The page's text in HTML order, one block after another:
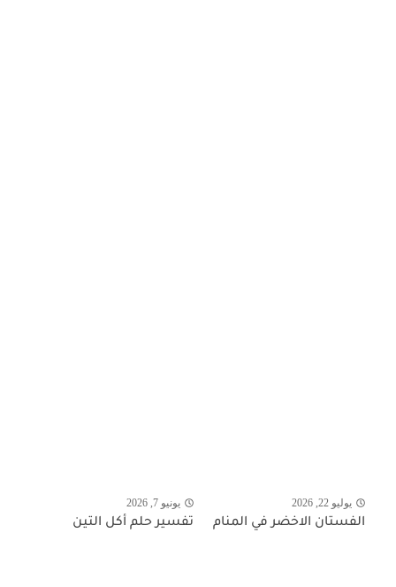
يوليو 22, 2026
الفستان الاخضر في المنام
يونيو 7, 2026
تفسير حلم أكل التين